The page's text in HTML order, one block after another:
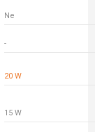
Ne
-
20 W
15 W